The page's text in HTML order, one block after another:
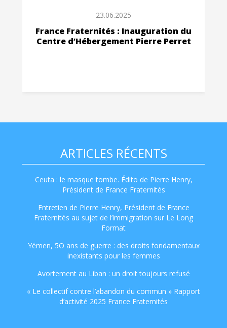
23.06.2025
France Fraternités : Inauguration du
Centre d’Hébergement Pierre Perret
ARTICLES RÉCENTS
Ceuta : le masque tombe. Édito de Pierre Henry,
Président de France Fraternités
Entretien de Pierre Henry, Président de France
Fraternités au sujet de l’immigration sur Le Long
Format
Yémen, 5O ans de guerre : des droits fondamentaux
inexistants pour les femmes
Avortement au Liban : un droit toujours refusé
« Le collectif contre l’abandon du commun » Rapport
d’activité 2025 France Fraternités